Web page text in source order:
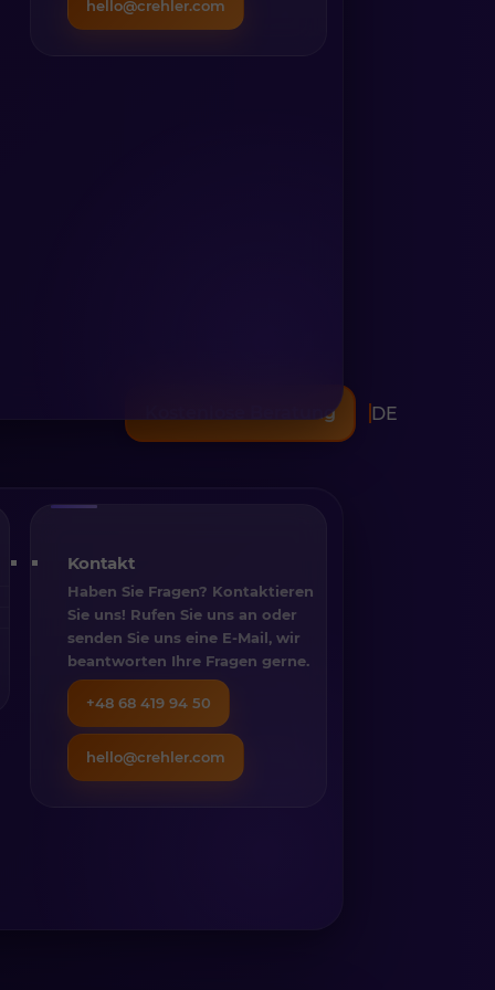
DE
hello@crehler.com
Kontakt
Haben Sie Fragen? Kontaktieren
Sie uns! Rufen Sie uns an oder
senden Sie uns eine E-Mail, wir
beantworten Ihre Fragen gerne.
+48 68 419 94 50
hello@crehler.com
Kostenlose Beratung